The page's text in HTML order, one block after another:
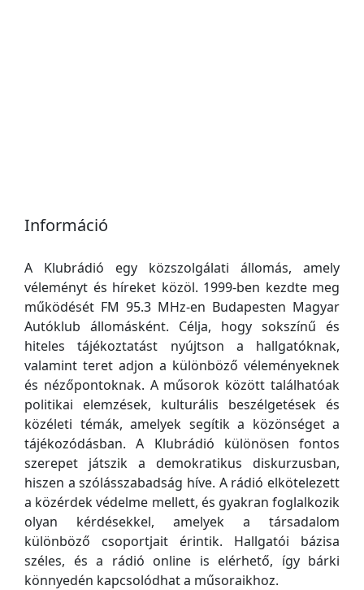
Információ
A Klubrádió egy közszolgálati állomás, amely
véleményt és híreket közöl. 1999-ben kezdte meg
működését FM 95.3 MHz-en Budapesten Magyar
Autóklub állomásként. Célja, hogy sokszínű és
hiteles tájékoztatást nyújtson a hallgatóknak,
valamint teret adjon a különböző véleményeknek
és nézőpontoknak. A műsorok között találhatóak
politikai elemzések, kulturális beszélgetések és
közéleti témák, amelyek segítik a közönséget a
tájékozódásban. A Klubrádió különösen fontos
szerepet játszik a demokratikus diskurzusban,
hiszen a szólásszabadság híve. A rádió elkötelezett
a közérdek védelme mellett, és gyakran foglalkozik
olyan kérdésekkel, amelyek a társadalom
különböző csoportjait érintik. Hallgatói bázisa
széles, és a rádió online is elérhető, így bárki
könnyedén kapcsolódhat a műsoraikhoz.